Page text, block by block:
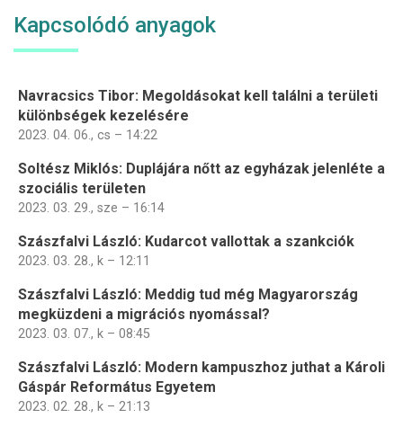
Kapcsolódó anyagok
Navracsics Tibor: Megoldásokat kell találni a területi
különbségek kezelésére
2023. 04. 06., cs – 14:22
Soltész Miklós: Duplájára nőtt az egyházak jelenléte a
szociális területen
2023. 03. 29., sze – 16:14
Szászfalvi László: Kudarcot vallottak a szankciók
2023. 03. 28., k – 12:11
Szászfalvi László: Meddig tud még Magyarország
megküzdeni a migrációs nyomással?
2023. 03. 07., k – 08:45
Szászfalvi László: Modern kampuszhoz juthat a Károli
Gáspár Református Egyetem
2023. 02. 28., k – 21:13